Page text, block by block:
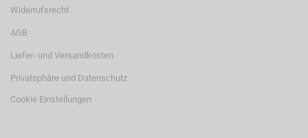
Widerrufsrecht
AGB
Liefer- und Versandkosten
Privatsphäre und Datenschutz
Cookie Einstellungen